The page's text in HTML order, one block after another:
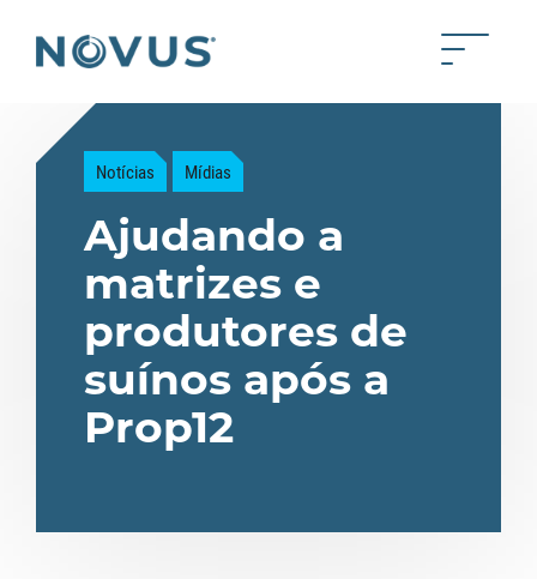
Back to home Toggle
Notícias Mídias
Ajudando a
matrizes e
produtores de
suínos após a
Prop12